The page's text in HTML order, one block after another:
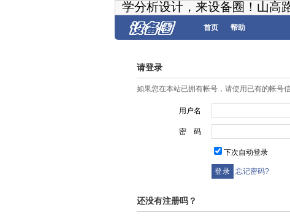
学分析设计，来设备圈！山高
首页 帮助
请登录
如果您在本站已拥有帐号，请使用已有的帐号
用户名
密 码
下次自动登录
忘记密码?
还没有注册吗？